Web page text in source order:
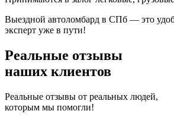
Выездной автоломбард в СПб — это
эксперт уже в пути!
Реальные отзывы
наших клиентов
Реальные отзывы от реальных людей,
которым мы помогли!